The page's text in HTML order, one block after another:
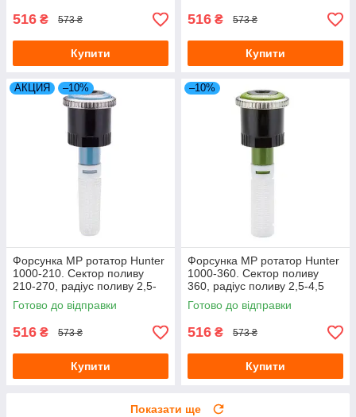
516 ₴ 573 ₴
Купити
516 ₴ 573 ₴
Купити
АКЦИЯ –10%
Форсунка МР ротатор Hunter
1000-210. Сектор поливу
210-270, радіус поливу 2,5-
4,5 м
Готово до відправки
516 ₴ 573 ₴
Купити
–10%
Форсунка MP ротатор Hunter
1000-360. Сектор поливу
360, радіус поливу 2,5-4,5
метрів
Готово до відправки
516 ₴ 573 ₴
Купити
Показати ще